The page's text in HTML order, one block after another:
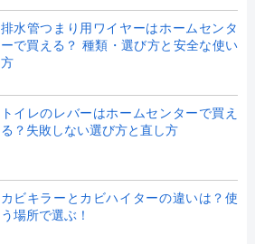
排水管つまり用ワイヤーはホームセンタ
ーで買える？ 種類・選び方と安全な使い
方
トイレのレバーはホームセンターで買え
る？失敗しない選び方と直し方
カビキラーとカビハイターの違いは？使
う場所で選ぶ！